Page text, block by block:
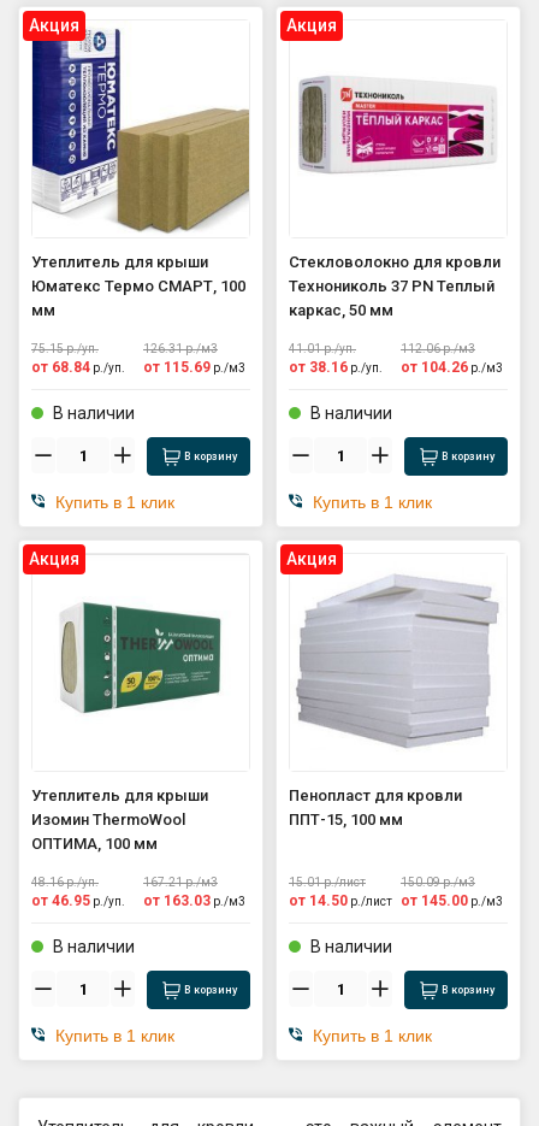
Aкция
Утеплитель для крыши
Юматекс Термо СМАРТ, 100
мм
75.15р./уп.
от 68.84 р./уп.
126.31р./м3
от 115.69 р./м3
В наличии
В корзину
Купить в 1 клик
Aкция
Стекловолокно для кровли
Технониколь 37 PN Теплый
каркас, 50 мм
41.01р./уп.
от 38.16 р./уп.
112.06р./м3
от 104.26 р./м3
В наличии
В корзину
Купить в 1 клик
Aкция
Утеплитель для крыши
Изомин ThermoWool
ОПТИМА, 100 мм
48.16р./уп.
от 46.95 р./уп.
167.21р./м3
от 163.03 р./м3
В наличии
В корзину
Купить в 1 клик
Aкция
Пенопласт для кровли
ППТ-15, 100 мм
15.01р./лист
от 14.50 р./лист
150.09р./м3
от 145.00 р./м3
В наличии
В корзину
Купить в 1 клик